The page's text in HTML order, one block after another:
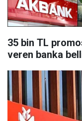
35 bin TL
veren banka